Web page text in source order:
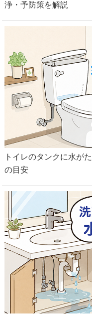
浄・予防策を解説
トイレのタンクに水が
の目安